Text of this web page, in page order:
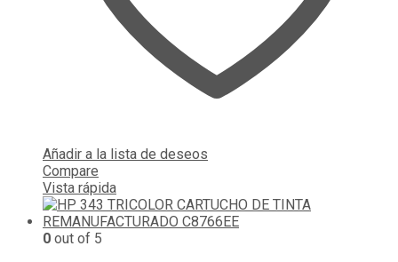
Añadir a la lista de deseos
Compare
Vista rápida
0 out of 5